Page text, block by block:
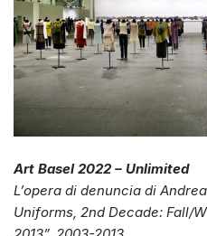
Art Basel 2022 – Unlimited
L’opera di denuncia di
Uniforms, 2nd Decade: Fall/